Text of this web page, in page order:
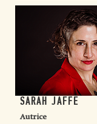
SARAH JAFFE
Autrice